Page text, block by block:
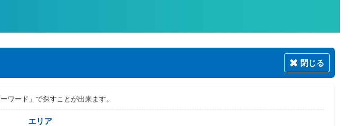
閉じる
ワード」で探すことが出来ます。
エリア